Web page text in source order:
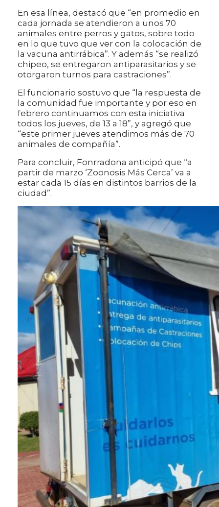
En esa línea, destacó que “en promedio en
cada jornada se atendieron a unos 70
animales entre perros y gatos, sobre todo
en lo que tuvo que ver con la colocación de
la vacuna antirrábica”. Y además “se realizó
chipeo, se entregaron antiparasitarios y se
otorgaron turnos para castraciones”.
El funcionario sostuvo que “la respuesta de
la comunidad fue importante y por eso en
febrero continuamos con esta iniciativa
todos los jueves, de 13 a 18”, y agregó que
“este primer jueves atendimos más de 70
animales de compañía”.
Para concluir, Fonrradona anticipó que “a
partir de marzo ‘Zoonosis Más Cerca’ va a
estar cada 15 días en distintos barrios de la
ciudad”.